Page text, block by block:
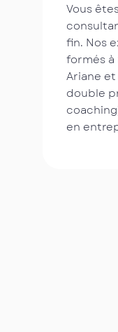
Vous
fin. Nos
formés
Ariane
double
en